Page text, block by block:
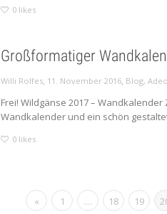
0 likes
Großformatiger
Willi Rolfes, 11. November 2016, Blog,
Frei! Wildgänse 2017 –
Wandkalender und ein schön
0 likes
« 1 … 18 19